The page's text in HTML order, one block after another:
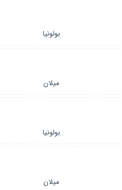
بولونیا
میلان
بولونیا
میلان